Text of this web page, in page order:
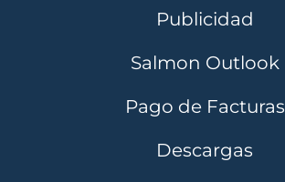
Publicidad
Salmon Outlook
Pago de Facturas
Descargas